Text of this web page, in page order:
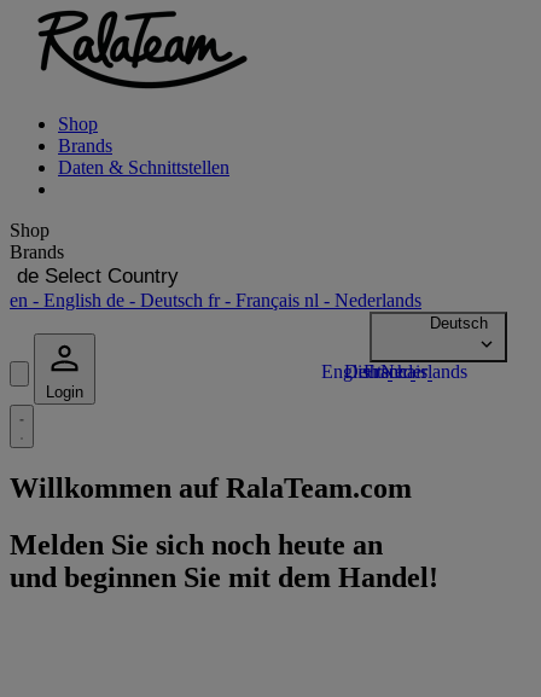
Shop
Brands
Daten & Schnittstellen
Shop
Brands
de Select Country
en - English de - Deutsch fr- Français nl - Nederlands
Login
Willkommen auf RalaTeam.com
Melden Sie sich noch heute an
und beginnen Sie mit dem Handel!